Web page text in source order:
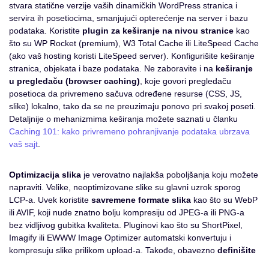
stvara statične verzije vaših dinamičkih WordPress stranica i
servira ih posetiocima, smanjujući opterećenje na server i bazu
podataka. Koristite plugin za keširanje na nivou stranice kao
što su WP Rocket (premium), W3 Total Cache ili LiteSpeed Cache
(ako vaš hosting koristi LiteSpeed server). Konfigurišite keširanje
stranica, objekata i baze podataka. Ne zaboravite i na keširanje
u pregledaču (browser caching) , koje govori pregledaču
posetioca da privremeno sačuva određene resurse (CSS, JS,
slike) lokalno, tako da se ne preuzimaju ponovo pri svakoj poseti.
Detaljnije o mehanizmima keširanja možete saznati u članku
Caching 101: kako privremeno pohranjivanje podataka ubrzava
vaš sajt
Optimizacija slika je verovatno najlakša poboljšanja koju možete
napraviti. Velike, neoptimizovane slike su glavni uzrok sporog
LCP-a. Uvek koristite savremene formate slika kao što su WebP
ili AVIF, koji nude znatno bolju kompresiju od JPEG-a ili PNG-a
bez vidljivog gubitka kvaliteta. Pluginovi kao što su ShortPixel,
Imagify ili EWWW Image Optimizer automatski konvertuju i
kompresuju slike prilikom upload-a. Takođe, obavezno definišite